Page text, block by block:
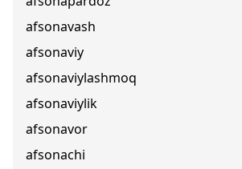
afsonavash
afsonaviy
afsonaviylashmoq
afsonaviylik
afsonavor
afsonachi